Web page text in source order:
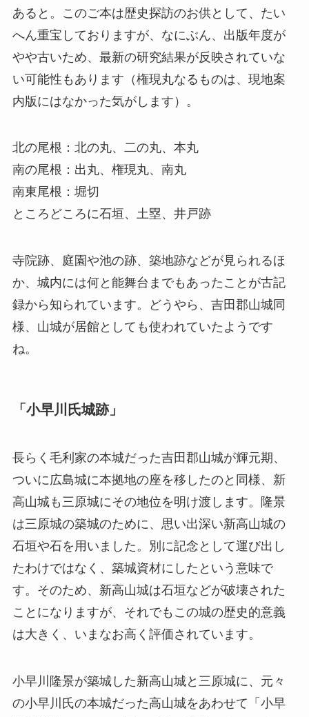
あると。このご本は歴史探訪のお供として、たい
へん重宝しておりますが、なにぶん、出版年度が
やや古いため、最新の研究結果が反映されていな
い可能性もあります（権現丸なるものは、現地案
内版にはなかった気がします）。
北の尾根：北の丸、二の丸、本丸
南の尾根：出丸、権現丸、南丸
南東尾根：堀切
ところどころに石垣、土塁、井戸跡
寺院跡、庭園や池の跡、築地跡などが見られるほ
か、城内には何と能舞台までもあったことが古記
録から知られています。どうやら、吉田郡山城同
様、山城が居館としても使われていたようです
ね。
「小早川氏城跡」
長らく毛利家の本城だった吉田郡山城が輝元期、
ついに広島城に本拠地の座を移したのと同様、新
高山城も三原城にその地位を明け渡します。隆景
は三原城の築城のために、思い出深い新高山城の
石垣や石を用いました。別に記念として運び出し
たわけではなく、築城資材にしたという意味で
す。そのため、新高山城は石垣などが破壊された
ことになりますが、それでもこの城の歴史的意義
は大きく、いまなお高く評価されています。
小早川隆景が築城した新高山城と三原城に、元々
の小早川氏の本城だった高山城をあわせて「小早